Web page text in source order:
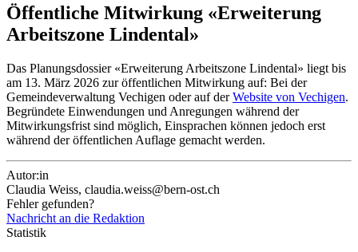
Öffentliche Mitwirkung «Erweiterung
Arbeitszone Lindental»
Das Planungsdossier «Erweiterung Arbeitszone Lindental» liegt bis
am 13. März 2026 zur öffentlichen Mitwirkung auf: Bei der
Gemeindeverwaltung Vechigen oder auf derWebsite von Vechigen.
Begründete Einwendungen und Anregungen während der
Mitwirkungsfrist sind möglich, Einsprachen können jedoch erst
während der öffentlichen Auflage gemacht werden.
Autor:in
Claudia Weiss, claudia.weiss@bern-ost.ch
Fehler gefunden?
Nachricht an die Redaktion
Statistik